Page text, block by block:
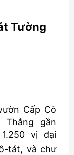
Tường
Cấp Cô
gần
vị đại
tát, và chư